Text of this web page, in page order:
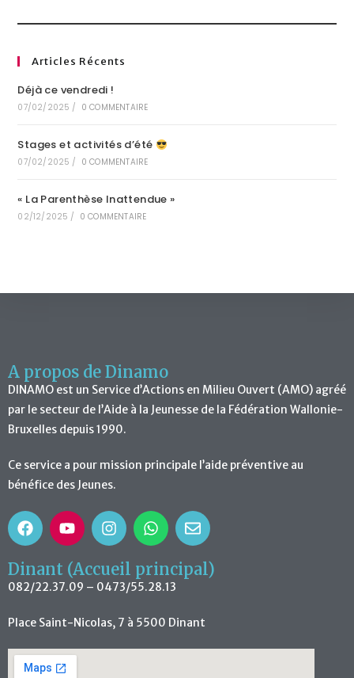
e
Articles Récents
Déjà ce vendredi !
07/02/2025 / 0 COMMENTAIRE
Stages et activités d’été
07/02/2025 / 0 COMMENTAIRE
« La Parenthèse Inattendue »
02/12/2025 / 0 COMMENTAIRE
A propos de Dinamo
DINAMO est un Service d’Actions en Milieu Ouvert (AMO) agréé
par le secteur de l’Aide à la Jeunesse de la Fédération Wallonie-
Bruxelles depuis 1990.
Ce service a pour mission principale l’aide préventive au
bénéfice des Jeunes.
Dinant (Accueil principal)
082/22.37.09 – 0473/55.28.13
Place Saint-Nicolas, 7 à 5500 Dinant